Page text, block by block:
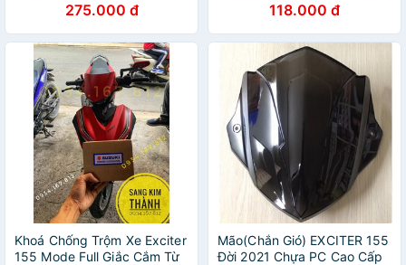
275.000 đ 118.000 đ
Khoá Chống Trộm Xe Exciter
155 Mode Full Giắc Cắm Từ
Mão(Chắn Gió) EXCITER 155
Đời 2021 Chựa PC Cao Cấp